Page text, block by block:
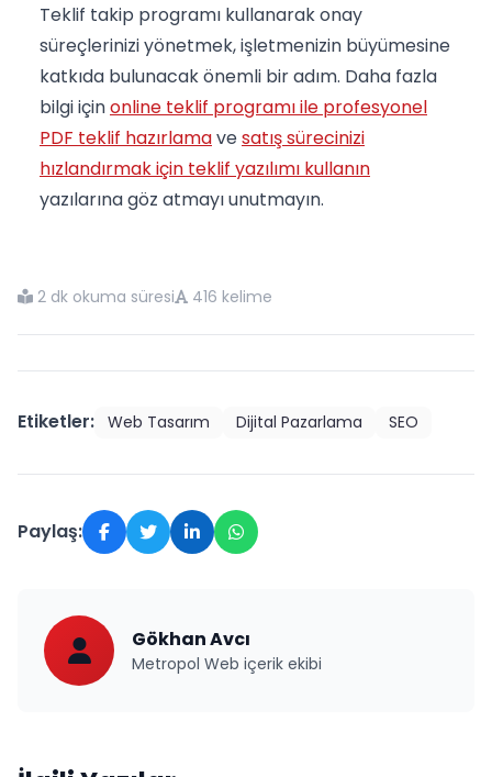
Teklif takip programı kullanarak onay
süreçlerinizi yönetmek, işletmenizin büyümesine
katkıda bulunacak önemli bir adım. Daha fazla
bilgi içinonline teklif programı ile profesyonel
PDF teklif hazırlamavesatış sürecinizi
hızlandırmak için teklif yazılımı kullanın
yazılarına göz atmayı unutmayın.
2 dk okuma süresi 416 kelime
Etiketler: Web Tasarım Dijital Pazarlama SEO
Paylaş:
Gökhan Avcı
Metropol Web içerik ekibi